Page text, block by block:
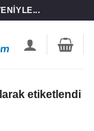
etiketlendi